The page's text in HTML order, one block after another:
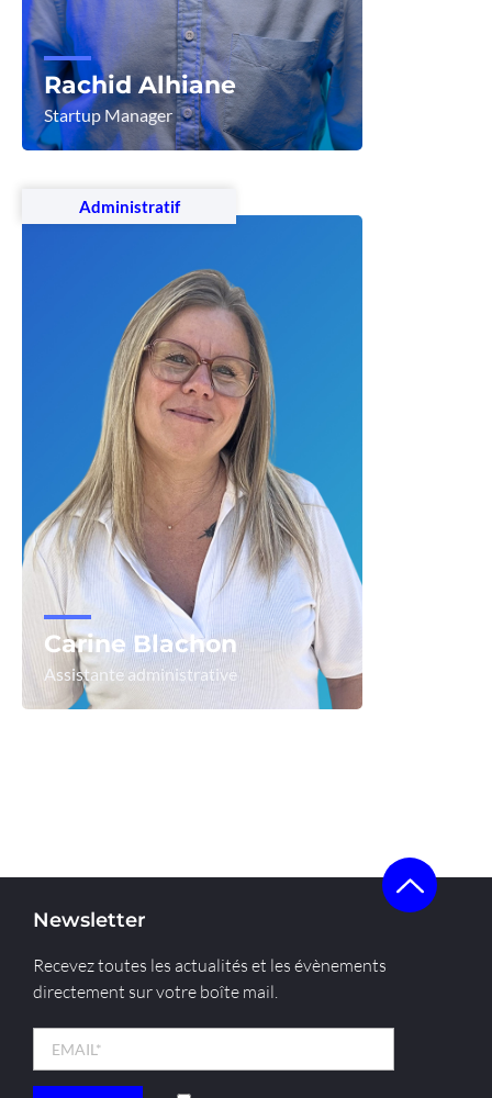
Rachid Alhiane
Startup Manager
Administratif
Carine Blachon
Assistante administrative
Newsletter
Recevez toutes les actualités et les évènements
directement sur votre boîte mail.